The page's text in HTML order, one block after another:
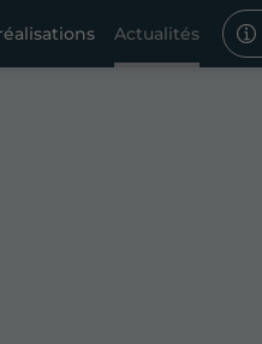
Actualités